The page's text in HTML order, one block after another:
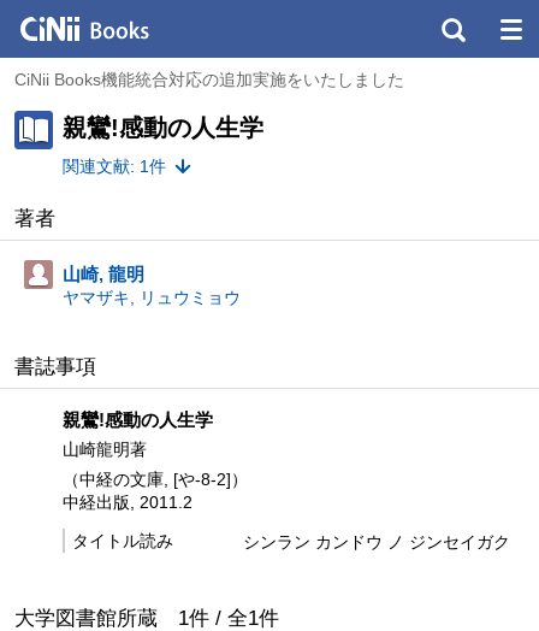
CiNii Books機能統合対応の追加実施をいたしました
親鸞!感動の人生学
関連文献: 1件
著者
山崎, 龍明
ヤマザキ, リュウミョウ
書誌事項
親鸞!感動の人生学
山崎龍明著
（中経の文庫, [や-8-2]）
中経出版, 2011.2
タイトル読み
シンラン カンドウ ノ ジンセイガク
大学図書館所蔵 1件 / 全1件